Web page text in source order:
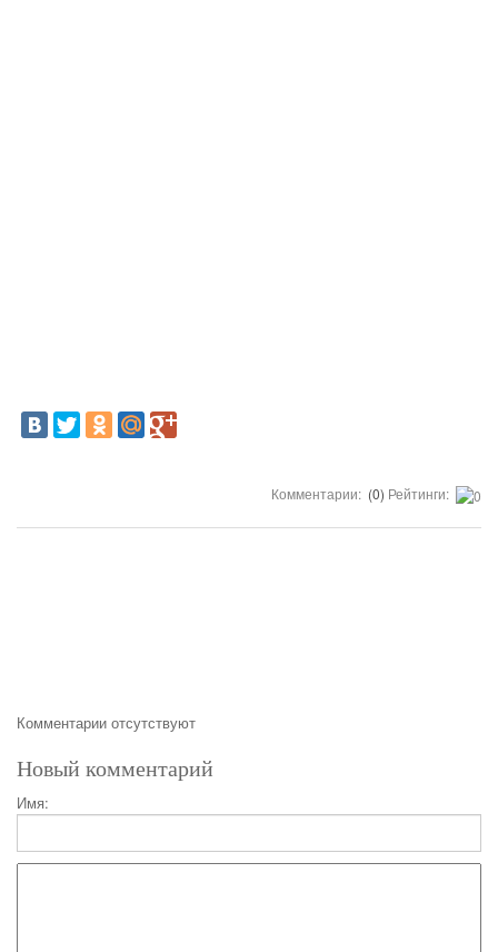
Комментарии: (0) Рейтинги:
Комментарии отсутствуют
Новый комментарий
Имя: